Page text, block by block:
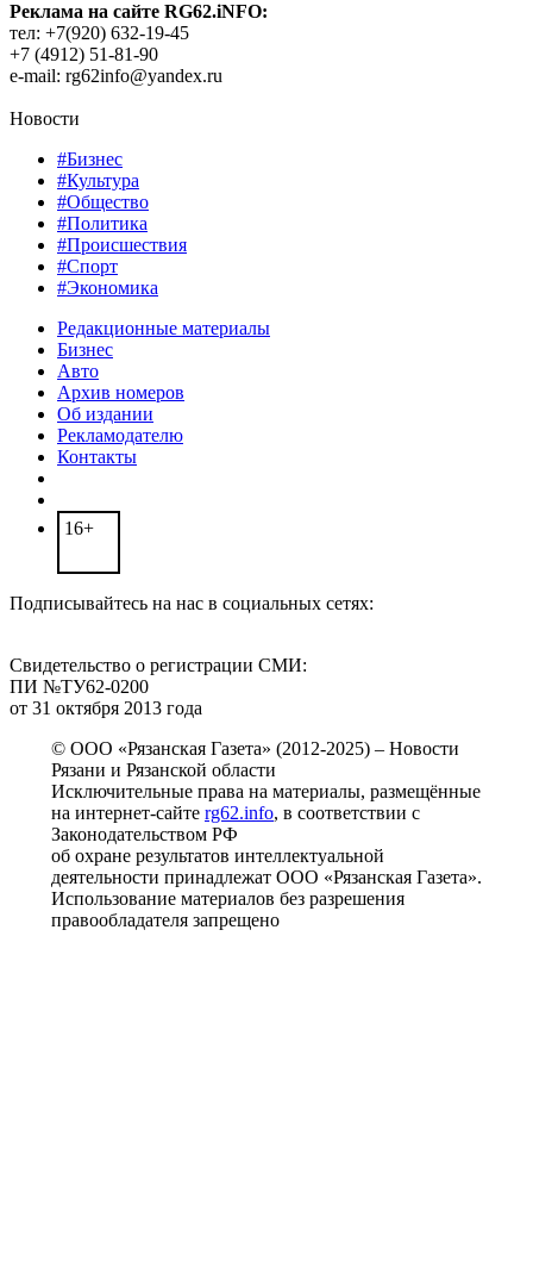
Реклама на сайте RG62.iNFO:
тел: +7(920) 632-19-45
+7 (4912) 51-81-90
e-mail: rg62info@yandex.ru
Новости
#Бизнес
#Культура
#Общество
#Политика
#Происшествия
#Спорт
#Экономика
Редакционные материалы
Бизнес
Авто
Архив номеров
Об издании
Рекламодателю
Контакты
16+
Подписывайтесь на нас в социальных сетях:
Свидетельство о регистрации СМИ:
ПИ №ТУ62-0200
от 31 октября 2013 года
© ООО «Рязанская Газета» (2012-2025) – Новости
Рязани и Рязанской области
Исключительные права на материалы, размещённые
на интернет-сайте rg62.info, в соответствии с
Законодательством РФ
об охране результатов интеллектуальной
деятельности принадлежат ООО «Рязанская Газета».
Использование материалов без разрешения
правообладателя запрещено